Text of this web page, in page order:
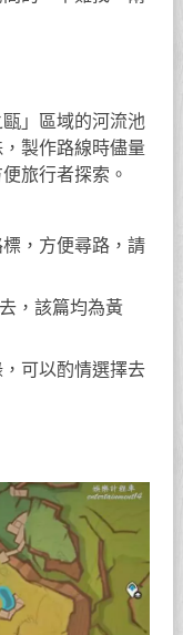
」區域的河流池
製作路線時儘量
旅行者探索。
，方便尋路，請
，該篇均為黃
可以酌情選擇去